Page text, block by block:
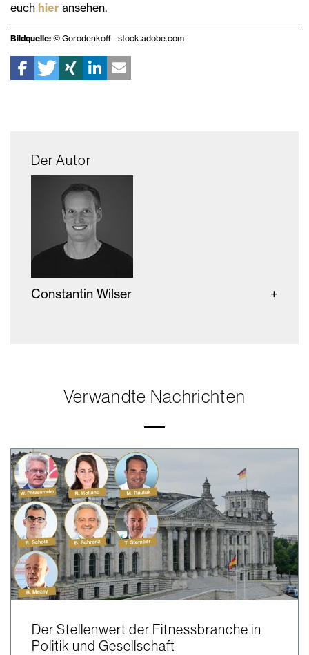
euch hier ansehen.
Bildquelle: © Gorodenkoff - stock.adobe.com
Der Autor
Constantin Wilser
Verwandte Nachrichten
Der Stellenwert der Fitnessbranche in
Politik und Gesellschaft